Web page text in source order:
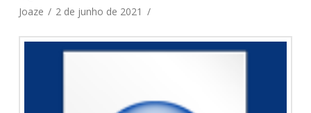
Joaze 2 de junho de 2021